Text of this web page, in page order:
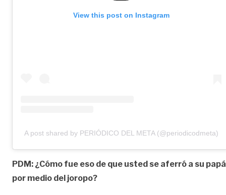
View this post on Instagram
A post shared by PERIÓDICO DEL META (@periodicodmeta)
PDM: ¿Cómo fue eso de que usted se aferró a su papá
por medio del joropo?